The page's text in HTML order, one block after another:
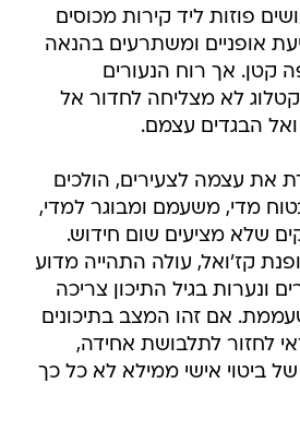
פוזות ליד קירות מכוסים
אופניים ומשתרעים בהנאה
קטן. אך רוח הנעורים
לא מצליחה לחדור אל
הבגדים עצמם.
את עצמה לצעירים, הולכים
מדי, משעמם ומבוגר למדי,
שלא מציעים שום חידוש.
קז'ואל, עולה התהייה מדוע
ונערות בגיל התיכון צריכה
אם זהו המצב בתיכונים
לחזור לתלבושת אחידה,
ביטוי אישי ממילא לא כל כך